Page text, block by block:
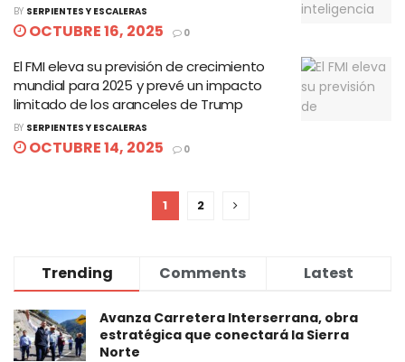
BY SERPIENTES Y ESCALERAS
OCTUBRE 16, 2025 0
El FMI eleva su previsión de crecimiento
mundial para 2025 y prevé un impacto
limitado de los aranceles de Trump
BY SERPIENTES Y ESCALERAS
OCTUBRE 14, 2025 0
1 2
Trending Comments Latest
Avanza Carretera Interserrana, obra
estratégica que conectará la Sierra
Norte